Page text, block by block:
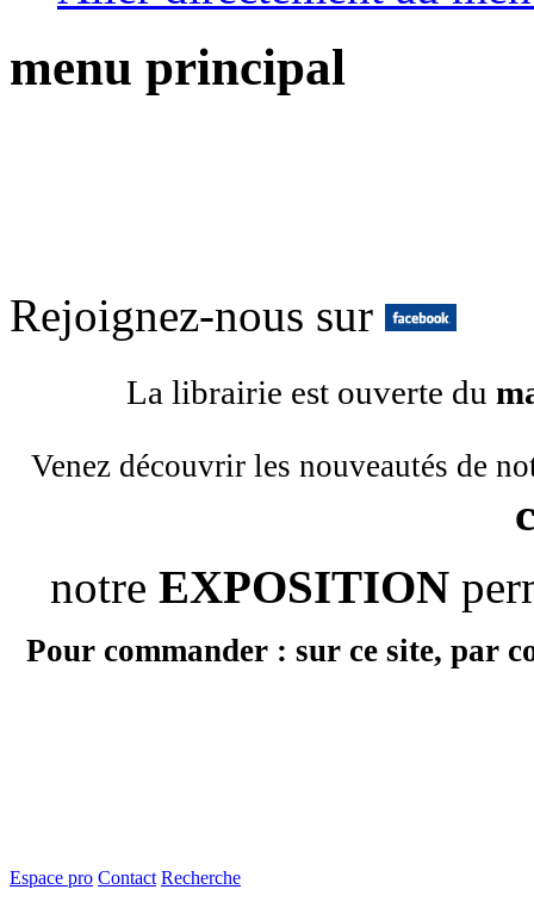
menu principal
Rejoignez-nous sur
La librairie est ouverte du
Venez découvrir les nouveautés de
notre EXPOSITION
Pour commander : sur ce site, par
Espace pro Contact Recherche